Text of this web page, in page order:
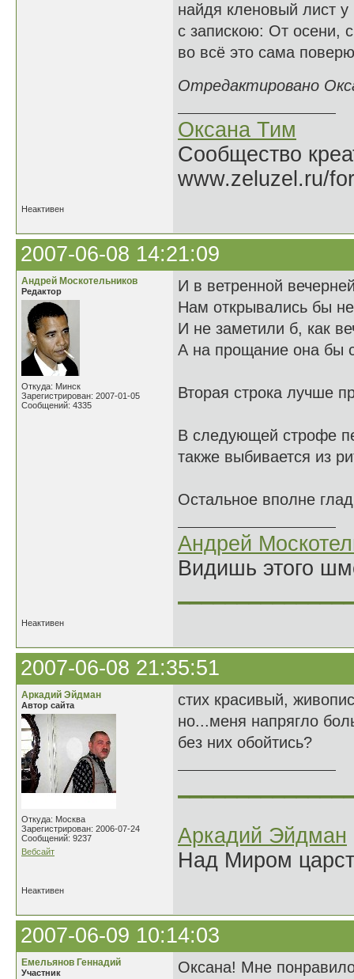
найдя кленовый лист у
с запискою: От осени,
во всё это сама
Отредактировано
Оксана Тим
Сообщество
www.zeluzel.ru/
Неактивен
2007-06-08 14:21:09
Андрей Москотельников
Редактор
Откуда: Минск
Зарегистрирован: 2007-01-05
Сообщений: 4335
И в ветренной
Нам открывались бы
И не заметили б, как
А на прощание она бы
Вторая строка лучше
В следующей строфе
также выбивается из
Остальное вполне
Андрей
Видишь этого
Неактивен
2007-06-08 21:35:51
Аркадий Эйдман
Автор сайта
Откуда: Москва
Зарегистрирован: 2006-07-24
Сообщений: 9237
Вебсайт
стих красивый,
но...меня напрягло
без них обойтись?
Аркадий Эйдман
Над Миром
Неактивен
2007-06-09 10:14:03
Емельянов Геннадий
Участник
Оксана! Мне